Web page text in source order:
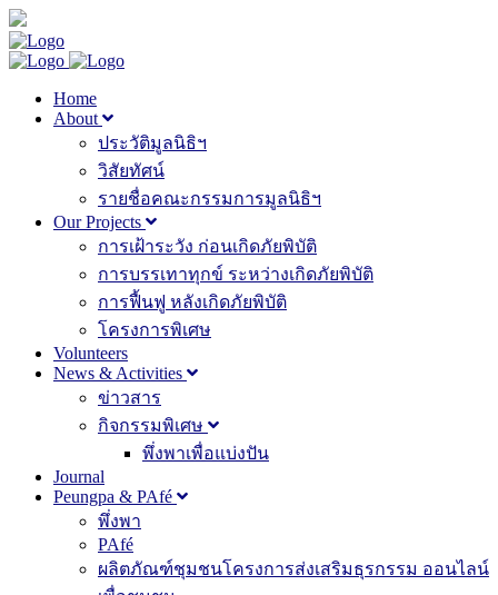
Home
About
ประวัติมูลนิธิฯ
วิสัยทัศน์
รายชื่อคณะกรรมการมูลนิธิฯ
Our Projects
การเฝ้าระวัง ก่อนเกิดภัยพิบัติ
การบรรเทาทุกข์ ระหว่างเกิดภัยพิบัติ
การฟื้นฟู หลังเกิดภัยพิบัติ
โครงการพิเศษ
Volunteers
News & Activities
ข่าวสาร
กิจกรรมพิเศษ
พึ่งพาเพื่อแบ่งปัน
Journal
Peungpa & PAfé
พึ่งพา
PAfé
ผลิตภัณฑ์ชุมชนโครงการส่งเสริมธุรกรรม ออนไลน์